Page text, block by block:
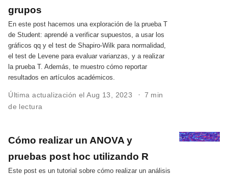
grupos
En este post hacemos una exploración de la prueba T
de Student: aprendé a verificar supuestos, a usar los
gráficos qq y el test de Shapiro-Wilk para normalidad,
el test de Levene para evaluar varianzas, y a realizar
la prueba T. Además, te muestro cómo reportar
resultados en artículos académicos.
Última actualización el Aug 13, 2023
7 min
de lectura
Cómo realizar un ANOVA y
pruebas post hoc utilizando R
Este post es un tutorial sobre cómo realizar un análisis